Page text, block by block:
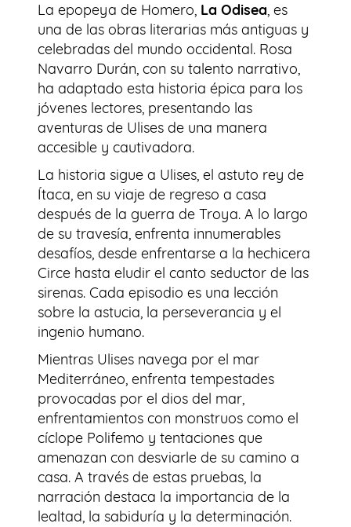
La epopeya de Homero, La Odisea, es
una de las obras literarias más antiguas y
celebradas del mundo occidental. Rosa
Navarro Durán, con su talento narrativo,
ha adaptado esta historia épica para los
jóvenes lectores, presentando las
aventuras de Ulises de una manera
accesible y cautivadora.
La historia sigue a Ulises, el astuto rey de
Ítaca, en su viaje de regreso a casa
después de la guerra de Troya. A lo largo
de su travesía, enfrenta innumerables
desafíos, desde enfrentarse a la hechicera
Circe hasta eludir el canto seductor de las
sirenas. Cada episodio es una lección
sobre la astucia, la perseverancia y el
ingenio humano.
Mientras Ulises navega por el mar
Mediterráneo, enfrenta tempestades
provocadas por el dios del mar,
enfrentamientos con monstruos como el
cíclope Polifemo y tentaciones que
amenazan con desviarle de su camino a
casa. A través de estas pruebas, la
narración destaca la importancia de la
lealtad, la sabiduría y la determinación.